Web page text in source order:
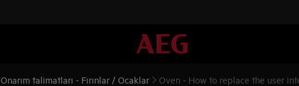
Onarım talimatları - Fırınlar / Ocaklar Oven - How to replace the user